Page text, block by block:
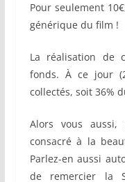
Pour seulement
générique du film !
La réalisation de
fonds. À ce jour
collectés, soit 36%
Alors vous aussi,
consacré à la
Parlez-en aussi
de remercier la